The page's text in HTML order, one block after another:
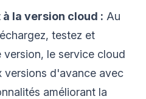
la version cloud : Au
testez et
version, le service cloud
versions d'avance avec
améliorant la